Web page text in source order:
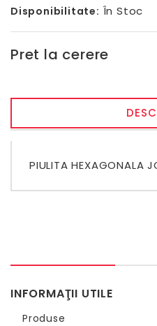
Disponibilitate: În Stoc
Pret la cerere
PIULITA
INFORMAŢII UTILE
Produse